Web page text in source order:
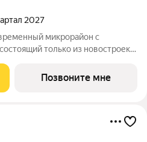
2027
микрорайон с
только из новостроек.
Га 1. Сочетание проверенных
Позвоните мне